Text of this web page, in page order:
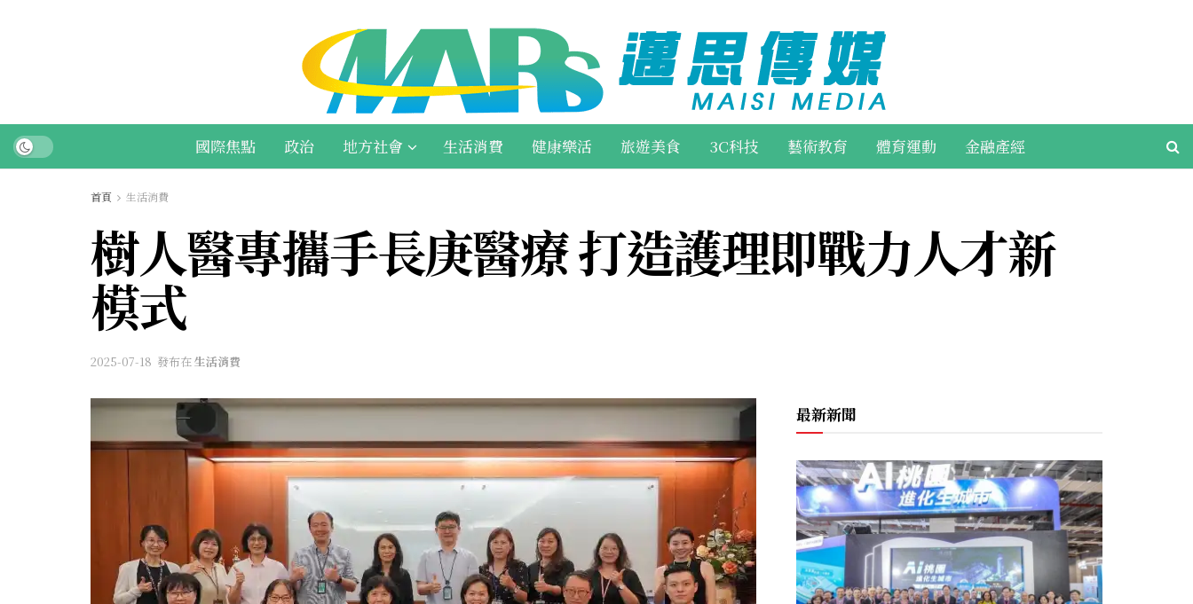
國際焦點 政治 地方社會 生活消費 健康樂活 旅遊美食 3C科技 藝術教育 體育運動 金融產經
首頁 生活消費
樹人醫專攜手長庚醫療 打造護理即戰力人才新
模式
2025-07-18 發布在生活消費
最新新聞